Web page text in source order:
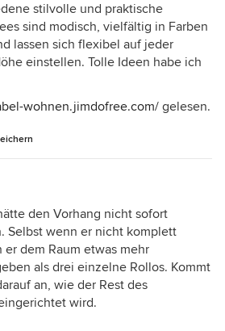
stilvolle und praktische
sind modisch, vielfältig in Farben
lassen sich flexibel auf jeder
einstellen. Tolle Ideen habe ich
wohnen.jimdofree.com/ gelesen.
den Vorhang nicht sofort
Selbst wenn er nicht komplett
dem Raum etwas mehr
als drei einzelne Rollos. Kommt
an, wie der Rest des
wird.